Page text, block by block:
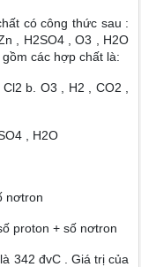
có công thức sau :
, H2SO4 , O3 , H2O
gồm các hợp chất là:
b. O3 , H2 , CO2 ,
, H2O
nơtron
proton + số nơtron
342 đvC . Giá trị của